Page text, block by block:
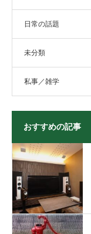
日常の話題
未分類
私事／雑学
おすすめの記事